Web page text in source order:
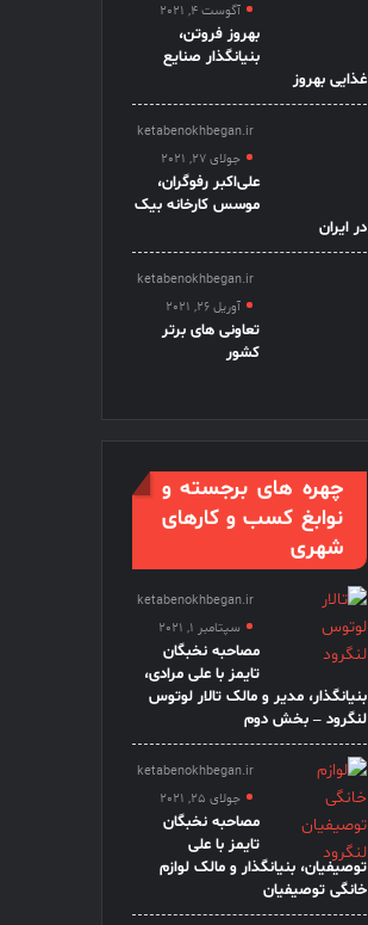
آگوست 4, 2021
بهروز فروتن،
بنیانگذار صنایع
غذایی بهروز
ketabenokhbegan.ir
جولای 27, 2021
علی‌اکبر رفوگران،
موسس کارخانه بیک
در ایران
ketabenokhbegan.ir
آوریل 26, 2021
تعاونی های برتر
کشور
چهره های برجسته و
نوابغ کسب و کارهای
شهری
ketabenokhbegan.ir
سپتامبر 1, 2021
مصاحبه نخبگان
تایمز با علی مرادی،
بنیانگذار، مدیر و مالک تالار لوتوس
لنگرود – بخش دوم
ketabenokhbegan.ir
جولای 25, 2021
مصاحبه نخبگان
تایمز با علی
توصیفیان، بنیانگذار و مالک لوازم
خانگی توصیفیان